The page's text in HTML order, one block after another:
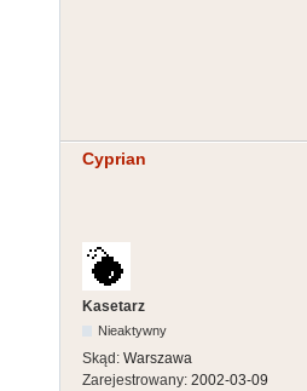
Cyprian
Kasetarz
Nieaktywny
Skąd: Warszawa
Zarejestrowany: 2002-03-09